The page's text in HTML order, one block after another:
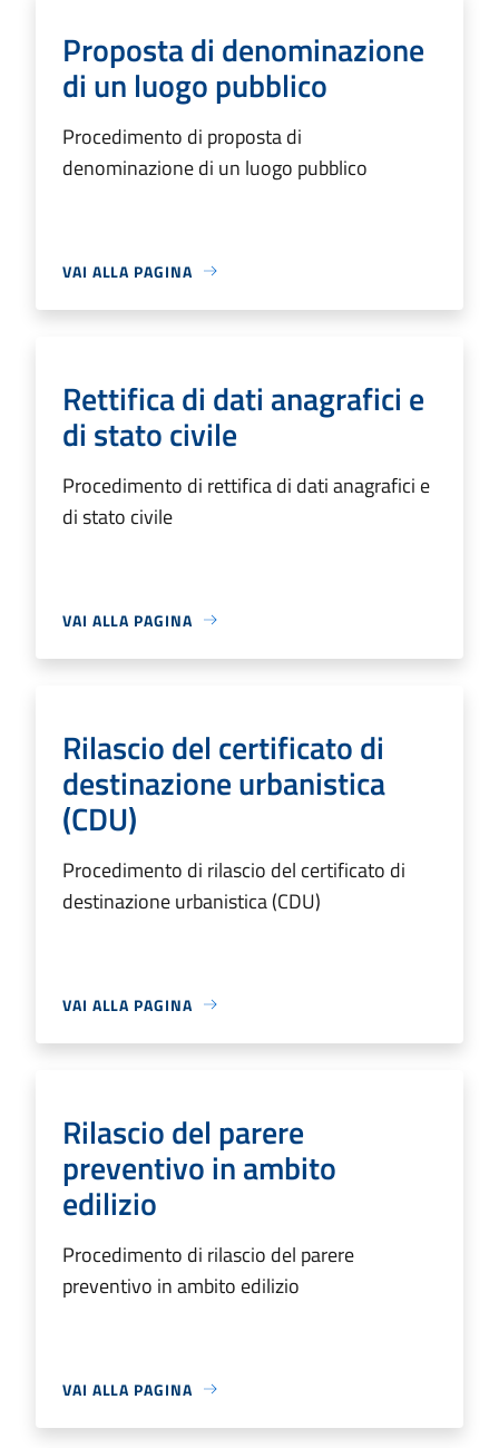
Proposta di denominazione
di un luogo pubblico
Procedimento di proposta di
denominazione di un luogo pubblico
VAI ALLA PAGINA
Rettifica di dati anagrafici e
di stato civile
Procedimento di rettifica di dati anagrafici e
di stato civile
VAI ALLA PAGINA
Rilascio del certificato di
destinazione urbanistica
(CDU)
Procedimento di rilascio del certificato di
destinazione urbanistica (CDU)
VAI ALLA PAGINA
Rilascio del parere
preventivo in ambito
edilizio
Procedimento di rilascio del parere
preventivo in ambito edilizio
VAI ALLA PAGINA